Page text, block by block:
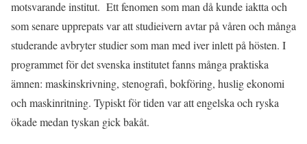
motsvarande institut. Ett fenomen som man då kunde iaktta och
som senare upprepats var att studieivern avtar på våren och många
studerande avbryter studier som man med iver inlett på hösten. I
programmet för det svenska institutet fanns många praktiska
ämnen: maskinskrivning, stenografi, bokföring, huslig ekonomi
och maskinritning. Typiskt för tiden var att engelska och ryska
ökade medan tyskan gick bakåt.